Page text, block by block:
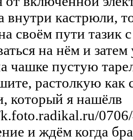
внутри кастрюли,
своём пути тазик
на нём и
чашке пустую
растолкую
который я нашёлв
и ждём когда